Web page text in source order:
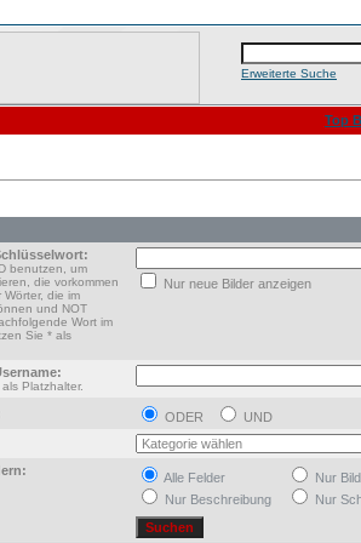
Erweiterte Suche
Top
benutzen, um
die vorkommen
Wörter, die im
und NOT
Wort im
Sie * als
Nur neue Bilder anzeigen
Platzhalter.
ODER
UND
Alle Felder
Nur
Nur Beschreibung
Nur